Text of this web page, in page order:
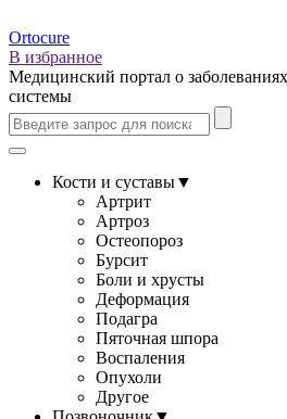
Ortocure
В избранное
Медицинский портал о
системы
Кости и суставы▼
Артрит
Артроз
Остеопороз
Бурсит
Боли и хрусты
Деформация
Подагра
Пяточная шпора
Воспаления
Опухоли
Другое